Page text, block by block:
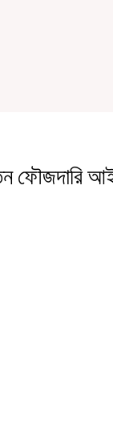
ফৌজদারি